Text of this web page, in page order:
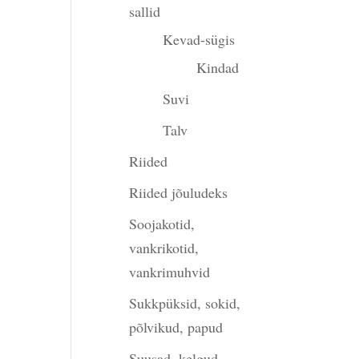
sallid
Kevad-sügis
Kindad
Suvi
Talv
Riided
Riided jõuludeks
Soojakotid,
vankrikotid,
vankrimuhvid
Sukkpüksid, sokid,
põlvikud, papud